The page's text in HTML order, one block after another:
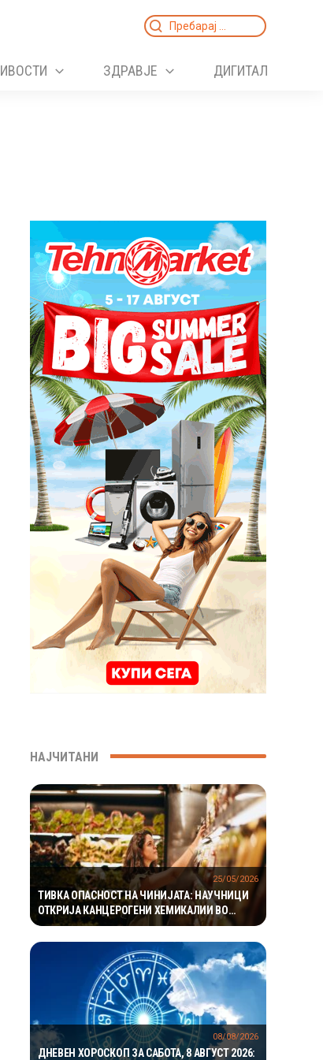
Search
ЗДРАВЈЕ ДИГИТАЛ
НАЈЧИТАНИ
ТИВКА ОПАСНОСТ НА ЧИНИЈАТА: НАУЧНИЦИ
ОТКРИЈА КАНЦЕРОГЕНИ ХЕМИКАЛИИ ВО
ХРАНА ШТО МИЛИОНИ ЛУЃЕ ЈА ЈАДАТ СЕКОЈ
ДЕН
25/05/2026
ДНЕВЕН ХОРОСКОП ЗА САБОТА, 8 АВГУСТ 2026:
08/08/2026